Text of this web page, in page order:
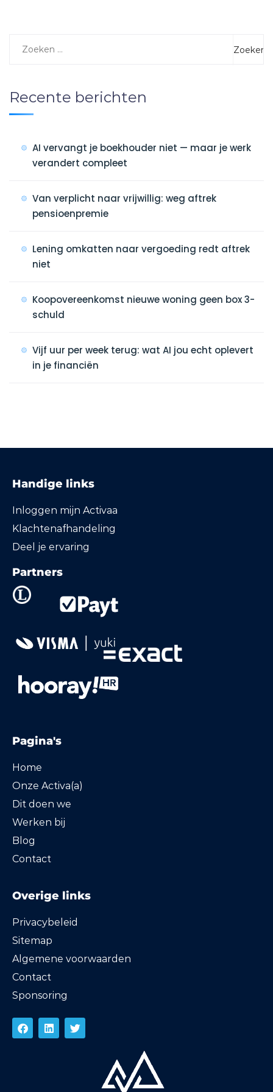
Recente berichten
AI vervangt je boekhouder niet — maar je werk
verandert compleet
Van verplicht naar vrijwillig: weg aftrek
pensioenpremie
Lening omkatten naar vergoeding redt aftrek
niet
Koopovereenkomst nieuwe woning geen box 3-
schuld
Vijf uur per week terug: wat AI jou echt oplevert
in je financiën
Handige links
Inloggen mijn Activaa
Klachtenafhandeling
Deel je ervaring
Partners
Pagina's
Home
Onze Activa(a)
Dit doen we
Werken bij
Blog
Contact
Overige links
Privacybeleid
Sitemap
Algemene voorwaarden
Contact
Sponsoring